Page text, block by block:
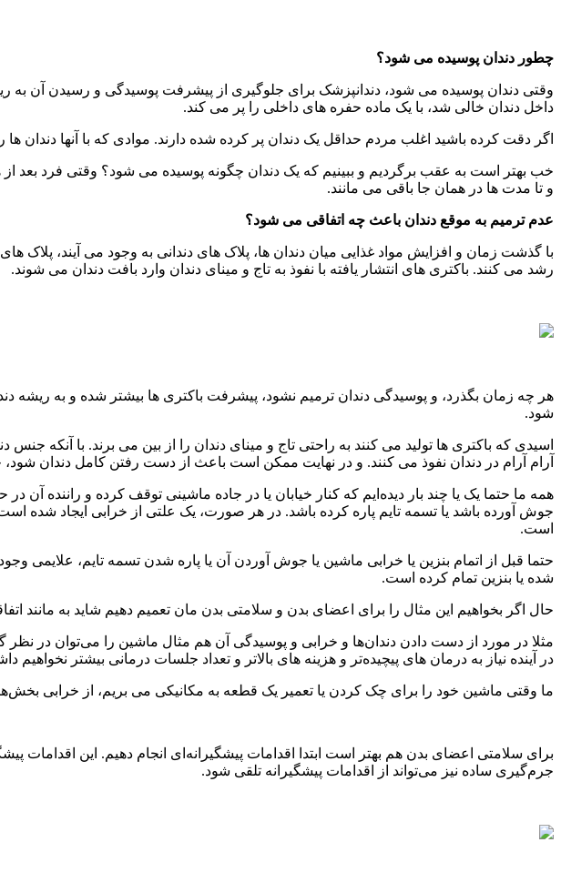
چطور دندان پوسیده می شود؟
وقتی دندان پوسیده می شود، دندانپزشک برای جلوگیری از پیشرفت پوسیدگی و رسیدن آن به
داخل دندان خالی شد، با یک ماده حفره های داخلی را پر می کند.
اگر دقت کرده باشید اغلب مردم حداقل یک دندان پر کرده شده دارند. موادی که با آنها دندان
خب بهتر است به عقب برگردیم و ببینیم که یک دندان چگونه پوسیده می شود؟ وقتی فرد بعد از
و تا مدت ها در همان جا باقی می مانند.
عدم ترمیم به موقع دندان باعث چه اتفاقی می شود؟
با گذشت زمان و افزایش مواد غذایی میان دندان ها، پلاک های دندانی به وجود می آیند، پلاک
رشد می کنند. باکتری های انتشار یافته با نفوذ به تاج و مینای دندان وارد بافت دندان می شوند.
هر چه زمان بگذرد، و پوسیدگی دندان ترمیم نشود، پیشرفت باکتری ها بیشتر شده و به
شود.
اسیدی که باکتری ها تولید می کنند به راحتی تاج و مینای دندان را از بین می برند. با آنکه
آرام آرام در دندان نفوذ می کنند. و در نهایت ممکن است باعث از دست رفتن کامل دندان شود،
همه ما حتما یک یا چند بار دیده‌ایم که کنار خیابان یا در جاده ماشینی توقف کرده و
جوش آورده باشد یا تسمه تایم پاره کرده باشد. در هر صورت، یک علتی از خرابی ایجاد شده‌
است.
حتما قبل از اتمام بنزین یا خرابی ماشین یا جوش آوردن آن یا پاره شدن تسمه تایم، علایمی
شده یا بنزین تمام کرده است.
حال اگر بخواهیم این مثال را برای اعضای بدن و سلامتی بدن مان تعمیم دهیم شاید به مانند
مثلا در مورد از دست دادن دندان‌ها و خرابی و پوسیدگی آن هم مثال ماشین را می‌توان در نظر
در آینده نیاز به درمان ‌های پیچیده‌تر و هزینه ‌های بالاتر و تعداد جلسات درمانی بیشتر
ما وقتی ماشین خود را برای چک کردن یا تعمیر یک قطعه به مکانیکی می بریم، از خرابی
برای سلامتی اعضای بدن هم بهتر است ابتدا اقدامات پیشگیرانه‌ای انجام دهیم. این
جرم‌گیری ساده نیز می‌تواند از اقدامات پیشگیرانه تلقی شود.